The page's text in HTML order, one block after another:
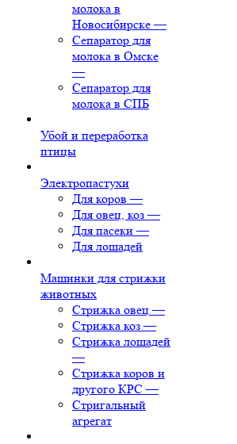
молока в
Новосибирске —
Сепаратор для
молока в Омске
—
Сепаратор для
молока в СПБ
Убой и переработка
птицы
Электропастухи
Для коров —
Для овец, коз —
Для пасеки —
Для лошадей
Машинки для стрижки
животных
Стрижка овец —
Стрижка коз —
Стрижка лошадей
—
Стрижка коров и
другого КРС —
Стригальный
агрегат